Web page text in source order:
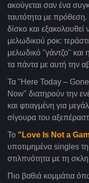
ακούγεται σαν ένα
ταυτότητα με πρόθεση.
δίσκο και εξακολουθεί
μελωδικού ροκ:
μελωδικό ''γάντζο''
τα πάντα με αυτή την
Τα "Here Today –
Now" διατηρούν την
και φτιαγμένη για
σίγουρα του
Το "Love Is Not a
υποτιμημένα singles
στιλπνότητα με τη
Πιο βαθιά κομμάτια